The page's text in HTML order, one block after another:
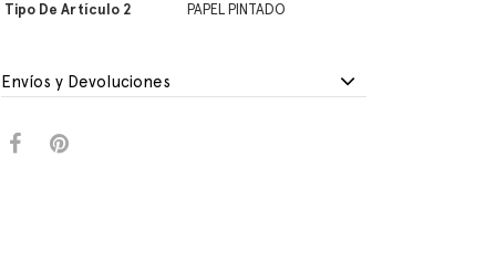
Tipo De Artículo 2
PAPEL PINTADO
Envíos y Devoluciones